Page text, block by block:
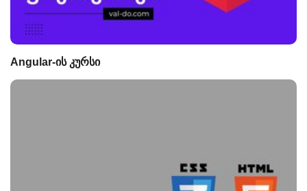
Angular-ის კურსი